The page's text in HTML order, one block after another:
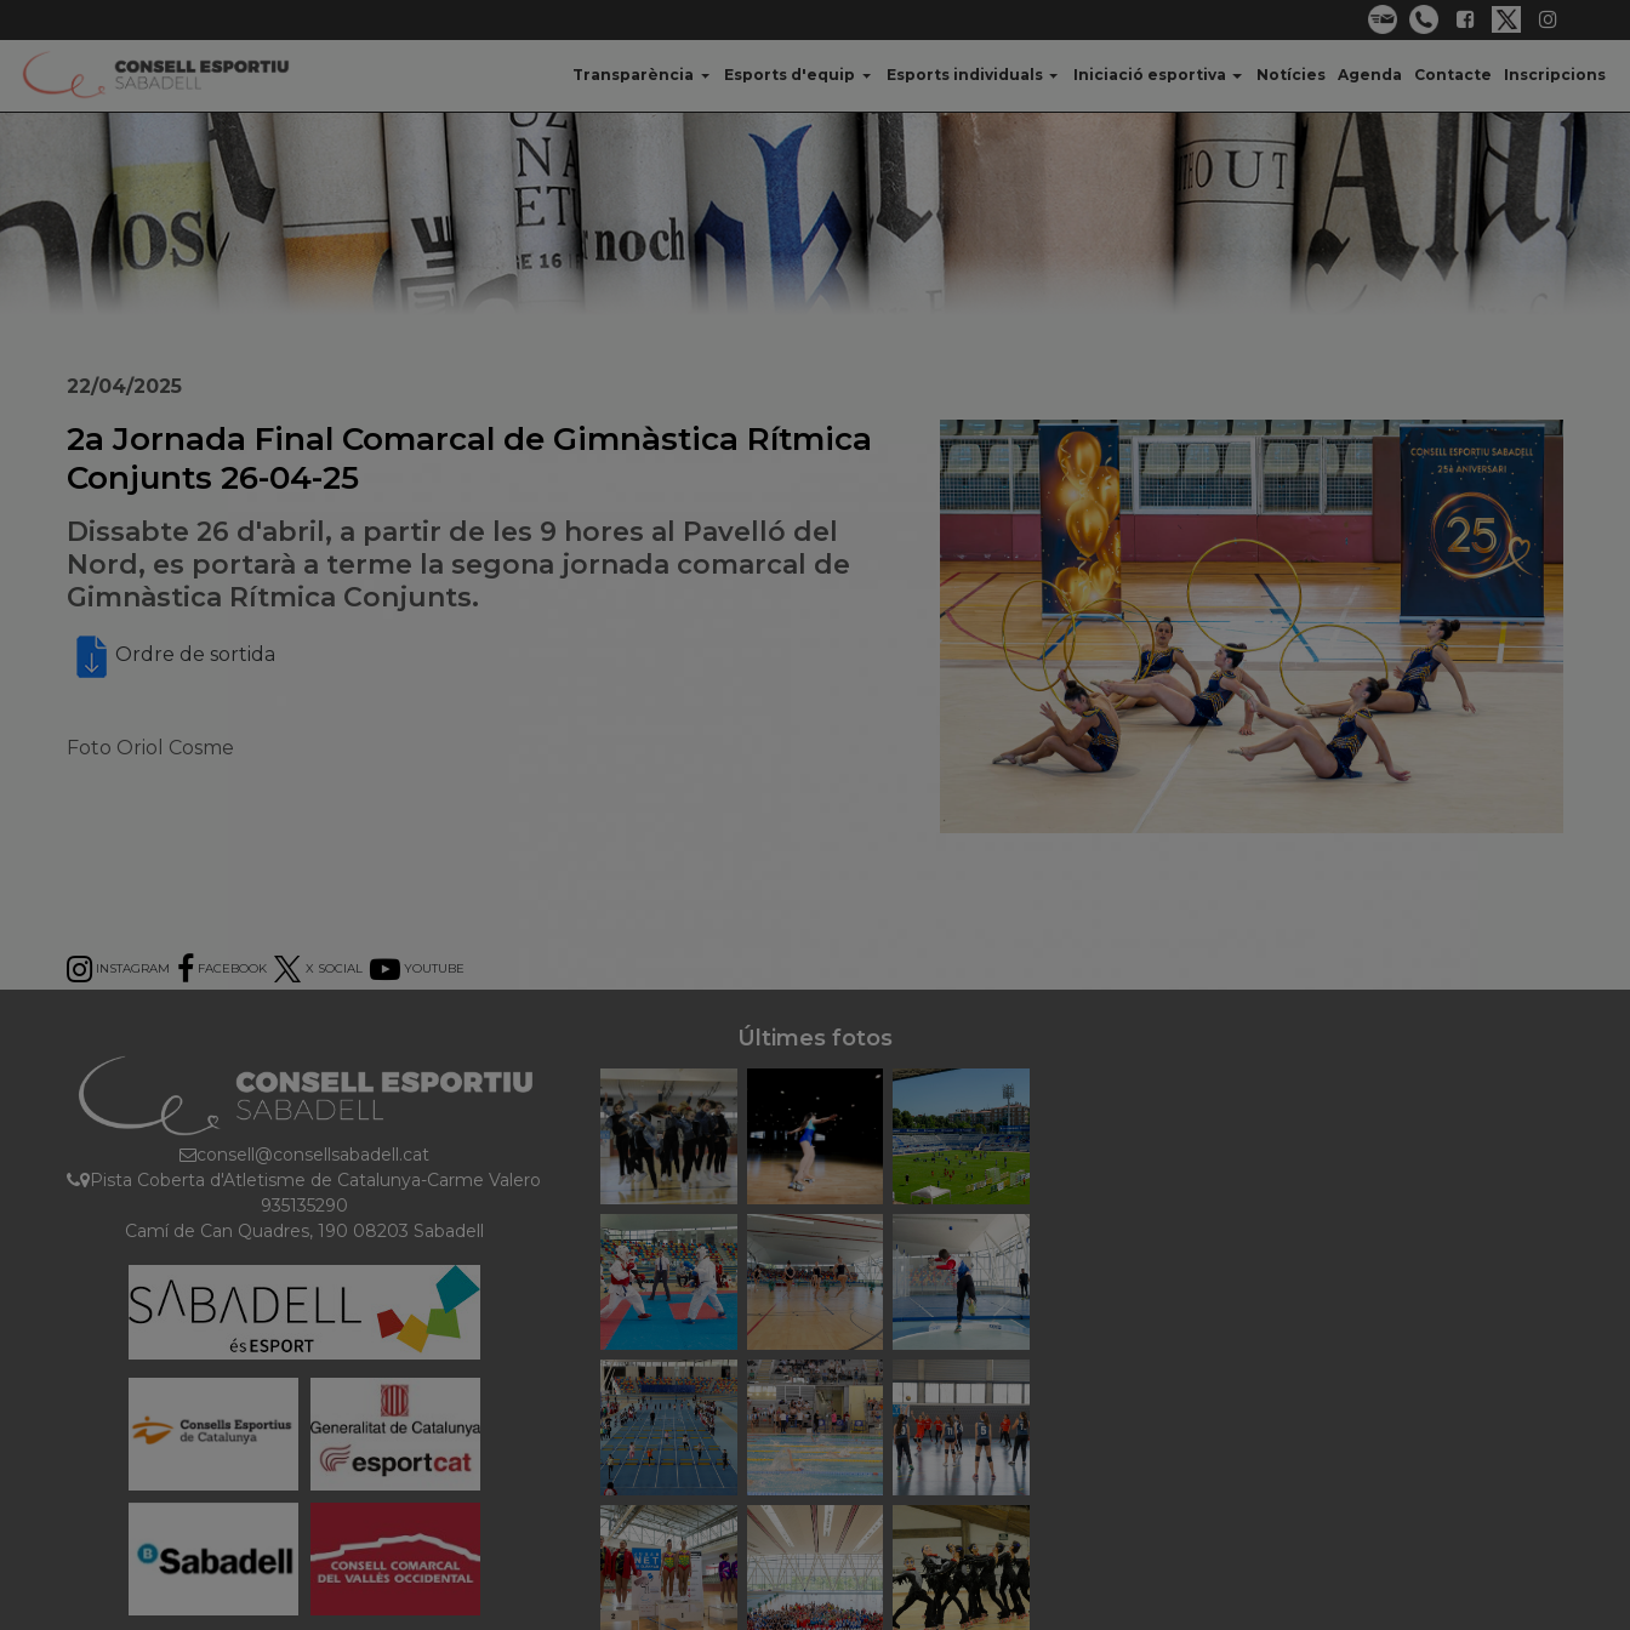
Transparència Esports d'equip Esports individuals Iniciació esportiva Notícies Agenda Contacte Inscripcions
2a Jornada Final Comarcal de Gimnàstica Rítmica
Conjunts 26-04-25
Dissabte 26 d'abril, a partir de les 9 hores al Pavelló del
Nord, es portarà a terme la segona jornada comarcal de
Gimnàstica Rítmica Conjunts.
22/04/2025
Ordre de sortida
Foto Oriol Cosme
INSTAGRAM FACEBOOK X SOCIAL YOUTUBE
consell@consellsabadell.cat
Pista Coberta d'Atletisme de Catalunya-Carme Valero
935135290
Camí de Can Quadres, 190 08203 Sabadell
Últimes fotos